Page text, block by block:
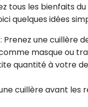
tous les bienfaits
quelques idées
: Prenez une cuillère
masque ou
quantité à votre
cuillère avant les